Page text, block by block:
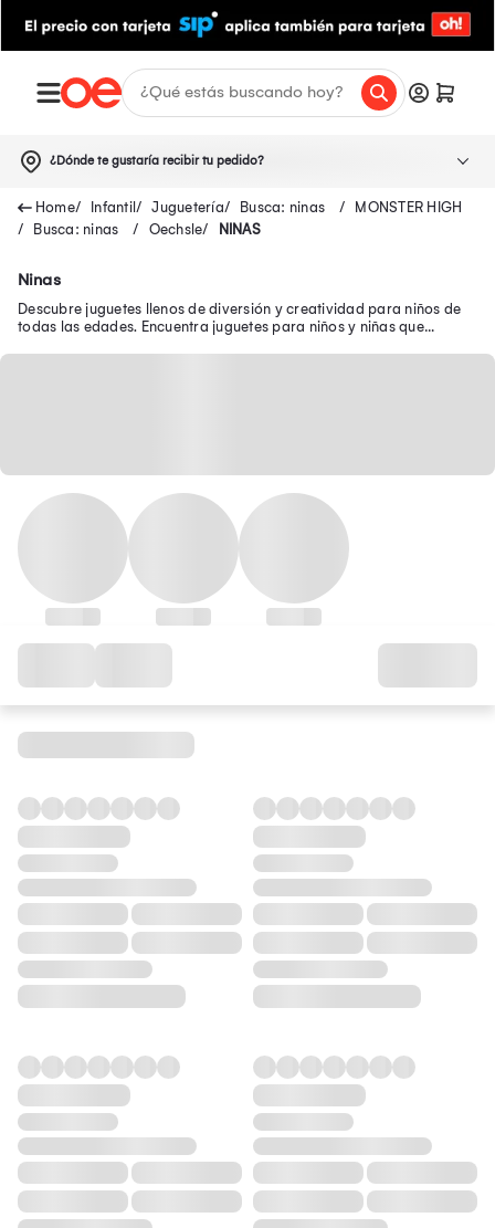
¿Dónde te gustaría recibir tu pedido?
Infantil Juguetería Busca: ninas
MONSTER HIGH
Busca: ninas
Oechsle NINAS
Ninas
Descubre juguetes llenos de diversión y creatividad para niños de
todas las edades. Encuentra juguetes para niños y niñas que